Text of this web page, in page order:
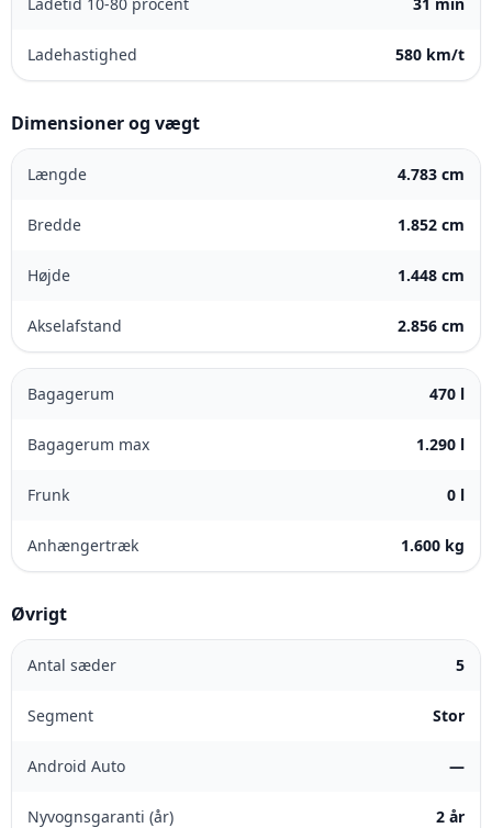
Ladehastighed 580 km/t
Dimensioner og vægt
Længde 4.783 cm
Bredde 1.852 cm
Højde 1.448 cm
Akselafstand 2.856 cm
Bagagerum 470 l
Bagagerum max 1.290 l
Frunk 0 l
Anhængertræk 1.600 kg
Øvrigt
Antal sæder 5
Segment Stor
Android Auto —
Nyvognsgaranti (år) 2 år